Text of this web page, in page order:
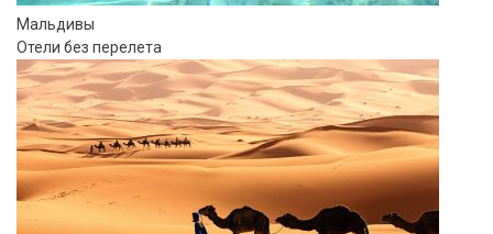
Мальдивы
Отели без перелета